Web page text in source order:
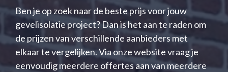
Ben je op zoek naar de beste prijs voor jouw
gevelisolatie project? Dan is het aan te raden om
de prijzen van verschillende aanbieders met
elkaar te vergelijken. Via onze website vraag je
eenvoudig meerdere offertes aan van meerdere